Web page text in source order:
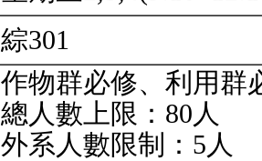
綜301
作物群必修、利用群
總人數上限：80人
外系人數限制：5人